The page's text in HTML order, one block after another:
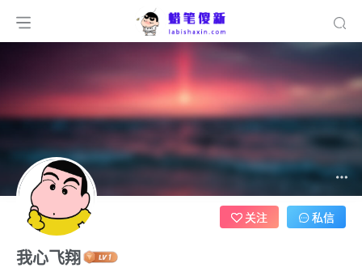
我心飞翔
关注 私信